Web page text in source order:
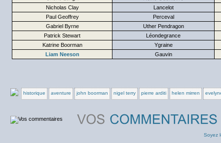
Nicholas Clay
Lancelot
Paul Geoffrey
Perceval
Gabriel Byrne
Uther Pendragon
Patrick Stewart
Léondegrance
Katrine Boorman
Ygraine
Liam Neeson
Gauvin
historique aventure john boorman nigel terry pierre arditi helen mirren
Soyez